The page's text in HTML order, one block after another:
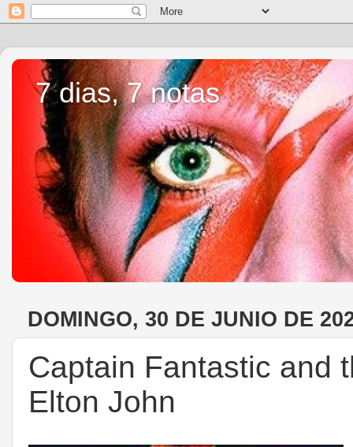
7 dias, 7 notas
DOMINGO, 30 DE JUNIO DE
Captain Fantastic and
Elton John